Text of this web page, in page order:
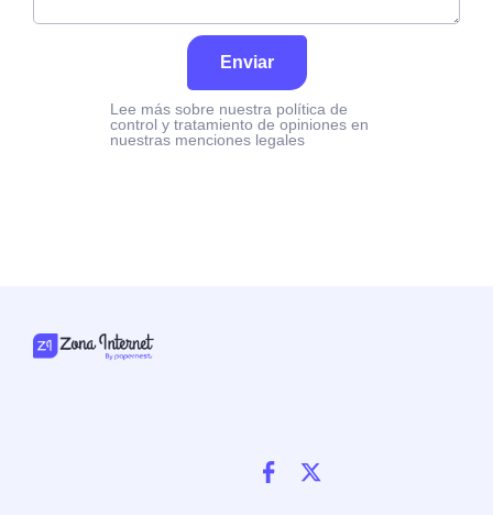
Enviar
Lee más sobre nuestra política de
control y tratamiento de opiniones en
nuestras menciones legales